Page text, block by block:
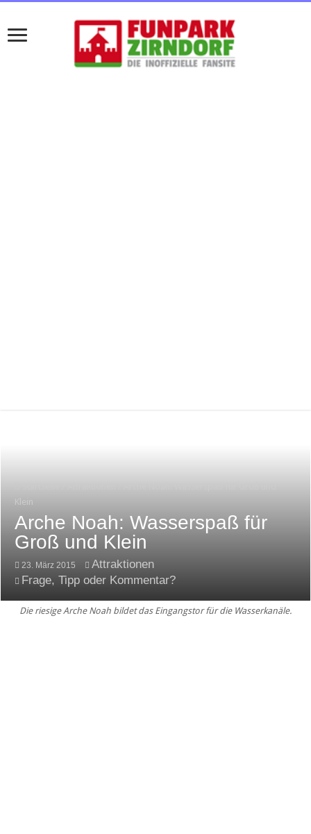
Klein
Arche Noah: Wasserspaß für
Groß und Klein
23. März 2015
Attraktionen
Frage, Tipp oder Kommentar?
Die riesige Arche Noah bildet das Eingangstor für die Wasserkanäle.